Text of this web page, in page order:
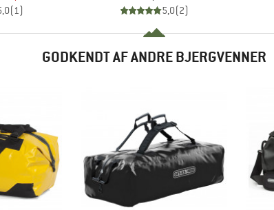
(1) 5,0(2)
GODKENDT AF ANDRE BJERGVENNER